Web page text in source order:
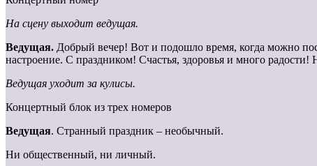
На сцену выходит ведущая.
Ведущая. Добрый вечер! Вот и подошло время, когда можно
настроение. С праздником! Счастья, здоровья и много
Ведущая уходит за кулисы.
Концертный блок из трех номеров
Ведущая. Странный праздник – необычный.
Ни общественный, ни личный.